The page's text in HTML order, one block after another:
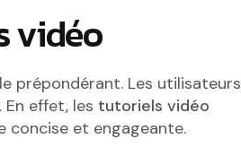
vidéo
prépondérant. Les utilisateurs
effet, les tutoriels vidéo
concise et engageante.